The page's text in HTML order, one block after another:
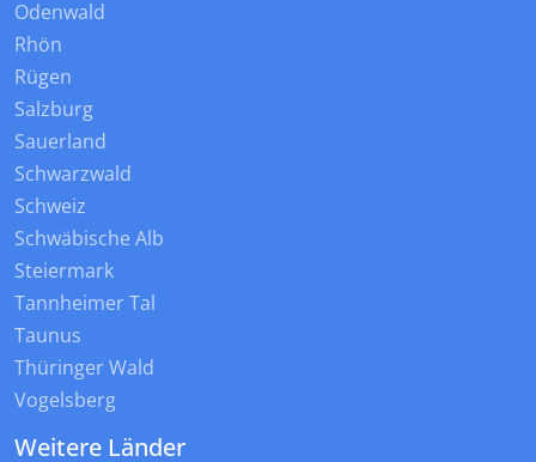
Odenwald
Rhön
Rügen
Salzburg
Sauerland
Schwarzwald
Schweiz
Schwäbische Alb
Steiermark
Tannheimer Tal
Taunus
Thüringer Wald
Vogelsberg
Weitere Länder